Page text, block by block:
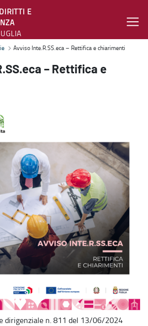
E
Rettifica e chiarimenti - Welfare, diritti e
Avviso Inte.R.SS.eca – Rettifica e chiarimenti
– Rettifica e
dirigenziale n. 811 del 13/06/2024